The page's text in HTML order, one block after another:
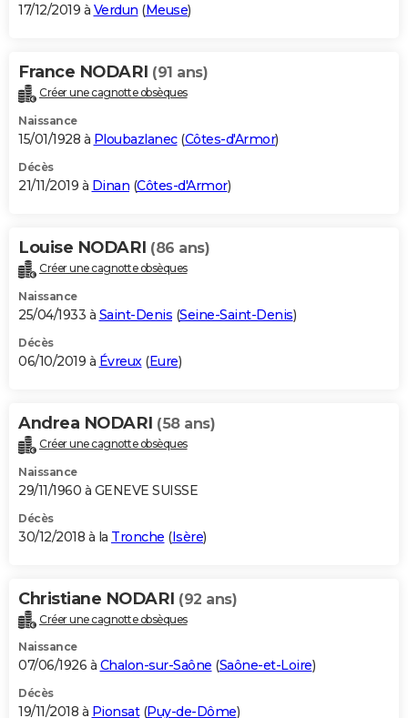
17/12/2019 à Verdun (Meuse)
France NODARI (91 ans)
Créer une cagnotte obsèques
Naissance
15/01/1928 à Ploubazlanec(Côtes-d'Armor)
Décès
21/11/2019 à Dinan (Côtes-d'Armor)
Louise NODARI (86 ans)
Créer une cagnotte obsèques
Naissance
25/04/1933 à Saint-Denis (Seine-Saint-Denis)
Décès
06/10/2019 à Évreux(Eure)
Andrea NODARI (58 ans)
Créer une cagnotte obsèques
Naissance
29/11/1960 à GENEVE SUISSE
Décès
30/12/2018 à la Tronche (Isère)
Christiane NODARI (92 ans)
Créer une cagnotte obsèques
Naissance
07/06/1926 à Chalon-sur-Saône (Saône-et-Loire)
Décès
19/11/2018 à Pionsat(Puy-de-Dôme)